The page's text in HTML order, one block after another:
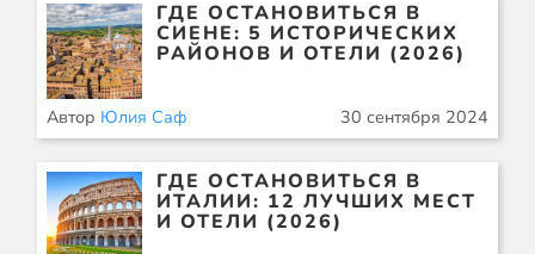
ГДЕ ОСТАНОВИТЬСЯ В
СИЕНЕ: 5 ИСТОРИЧЕСКИХ
РАЙОНОВ И ОТЕЛИ (2026)
Автор Юлия Саф 30 сентября 2024
ГДЕ ОСТАНОВИТЬСЯ В
ИТАЛИИ: 12 ЛУЧШИХ МЕСТ
И ОТЕЛИ (2026)